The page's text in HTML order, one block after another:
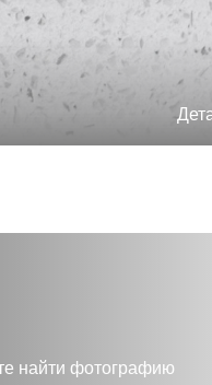
найти фотографию